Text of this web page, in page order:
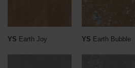
YS Earth Joy YS Earth Bubble